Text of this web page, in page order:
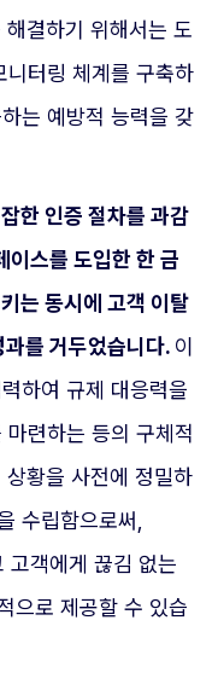
결하기 위해서는 도
터링 체계를 구축하
는 예방적 능력을 갖
한 인증 절차를 과감
이스를 도입한 한 금
는 동시에 고객 이탈
를 거두었습니다. 이
하여 규제 대응력을
련하는 등의 구체적
황을 사전에 정밀하
수립함으로써,
고객에게 끊김 없는
으로 제공할 수 있습